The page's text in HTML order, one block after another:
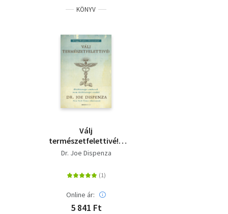
KÖNYV
Válj
természetfelettivé! -
puha kötés -
nem hétköznapi
csodái
Dr. Joe Dispenza
Online ár:
5 841 Ft